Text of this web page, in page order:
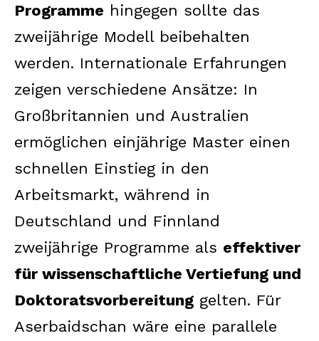
Programme hingegen sollte das
zweijährige Modell beibehalten
werden. Internationale Erfahrungen
zeigen verschiedene Ansätze: In
Großbritannien und Australien
ermöglichen einjährige Master einen
schnellen Einstieg in den
Arbeitsmarkt, während in
Deutschland und Finnland
zweijährige Programme als effektiver
für wissenschaftliche Vertiefung und
Doktoratsvorbereitung gelten. Für
Aserbaidschan wäre eine parallele